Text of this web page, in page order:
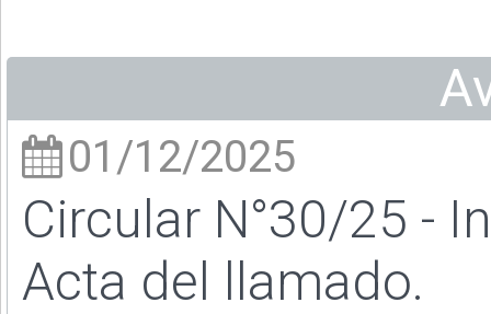
01/12/2025
Circular N°30/25 -
Acta del llamado.